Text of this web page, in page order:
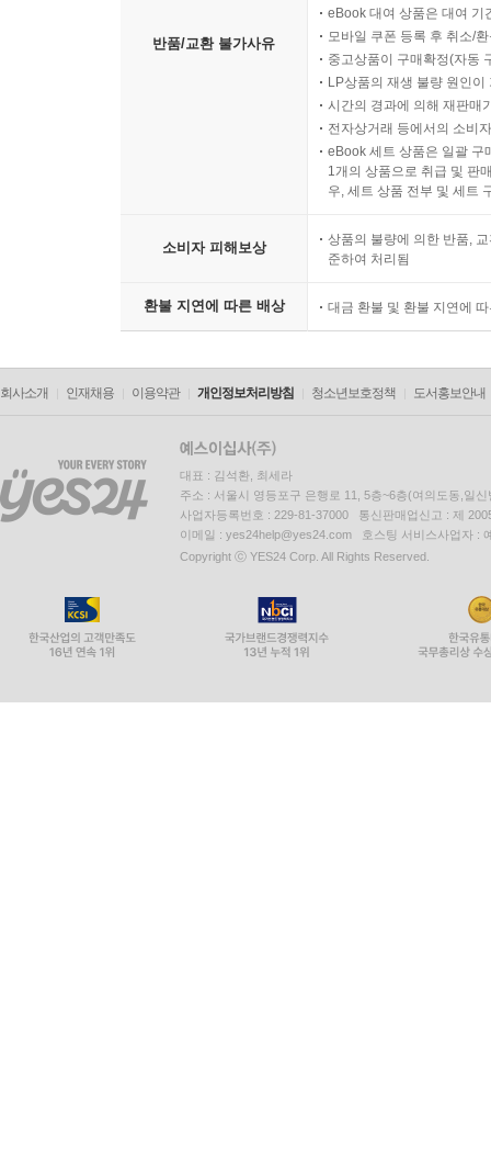
반품/교환 불가사유
eBook 대여 상품은 대여 기
모바일 쿠폰 등록 후 취소/
중고상품이 구매확정(자동
LP상품의 재생 불량 원인
시간의 경과에 의해 재판매
전자상거래 등에서의 소비
eBook 세트 상품은 일괄 구
1개의 상품으로 취급 및 판
우, 세트 상품 전부 및 세트
소비자 피해보상
상품의 불량에 의한 반품,
준하여 처리됨
환불 지연에 따른 배상 대금 환불 및 환불 지연에
회사소개 인재채용 이용약관 개인정보처리방침 청소년보호정책 도서홍보안내
대표 : 김석환, 최세라
주소 : 서울시 영등포구 은행로 11, 5층~6층(여의도동,일신
사업자등록번호 : 229-81-37000 통신판매업신고 : 제
이메일 : yes24help@yes24.com 호스팅 서비스사업자 :
Copyright ⓒ YES24 Corp. All Rights Reserved.